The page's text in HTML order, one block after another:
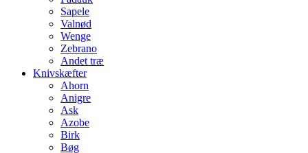
Sapele
Valnød
Wenge
Zebrano
Andet træ
Knivskæfter
Ahorn
Anigre
Ask
Azobe
Birk
Bøg